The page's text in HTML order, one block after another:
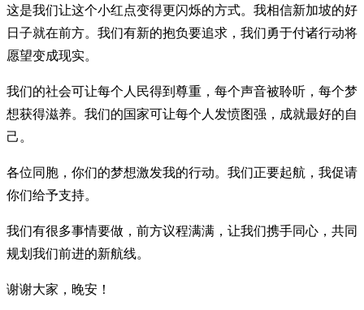
这是我们让这个小红点变得更闪烁的方式。我相信新加坡的好
日子就在前方。我们有新的抱负要追求，我们勇于付诸行动将
愿望变成现实。
我们的社会可让每个人民得到尊重，每个声音被聆听，每个梦
想获得滋养。我们的国家可让每个人发愤图强，成就最好的自
己。
各位同胞，你们的梦想激发我的行动。我们正要起航，我促请
你们给予支持。
我们有很多事情要做，前方议程满满，让我们携手同心，共同
规划我们前进的新航线。
谢谢大家，晚安！